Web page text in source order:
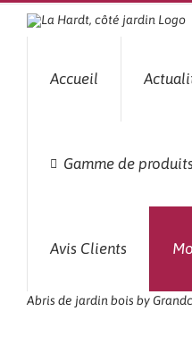
Passer
Accueil
Gamme de produits
Avis Clients
Abris de jardin bois by